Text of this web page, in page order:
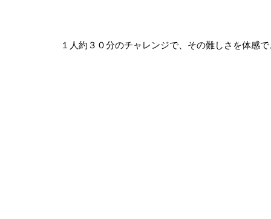
１人約３０分のチャレンジで、その難しさを体感